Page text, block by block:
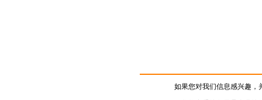
如果您对我们信息感兴趣，